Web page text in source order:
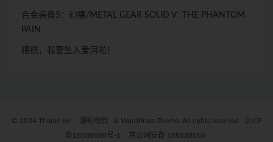
合金装备5：幻痛/METAL GEAR SOLID V: THE PHANTOM
PAIN
糟糕，我要坠入爱河啦！
© 2024 Theme by - 漫蛇电玩 & WordPress Theme. All rights reserved
京ICP
备18888888号-1
京公网安备 188888888